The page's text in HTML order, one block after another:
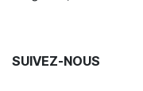
SUIVEZ-NOUS